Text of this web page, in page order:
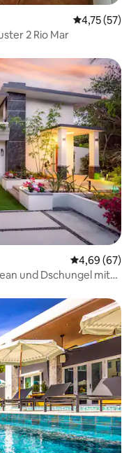
4,75 (57)
2 Rio Mar
4,69 (67)
und Dschungel mit